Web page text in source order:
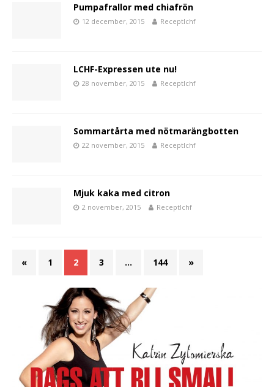
Pumpafrallor med chiafrön
12 december, 2015 Receptlchf
LCHF-Expressen ute nu!
28 november, 2015 Receptlchf
Sommartårta med nötmarängbotten
22 november, 2015 Receptlchf
Mjuk kaka med citron
2 november, 2015 Receptlchf
« 1 2 3 … 144 »